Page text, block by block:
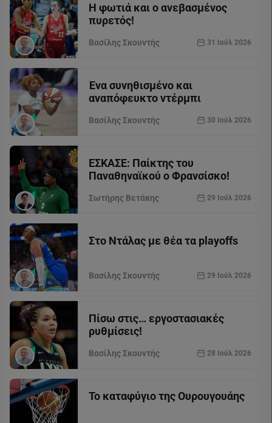
Η φωτιά και ο ανεβασμένος
πυρετός!
Βασίλης Σκουντής 31 Ιούλ 2026
Ένα συνηθισμένο και
αναπόφευκτο ντέρμπι
Βασίλης Σκουντής 30 Ιούλ 2026
ΕΣΚΑΣΕ: Παίκτης του
Παναθηναϊκού ο Φρανσίσκο!
Σωτήρης Βετάκης 29 Ιούλ 2026
Στο Ντάλας με θέα τα playoffs
Βασίλης Σκουντής 29 Ιούλ 2026
Πίσω στις… εργοστασιακές
ρυθμίσεις!
Βασίλης Σκουντής 28 Ιούλ 2026
Το καταφύγιο της Ουρουγουάης